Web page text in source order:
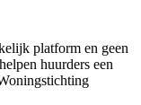
platform en geen
huurders een